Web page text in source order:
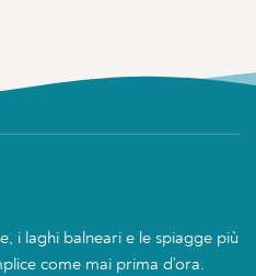
i laghi balneari e le spiagge più
come mai prima d'ora.